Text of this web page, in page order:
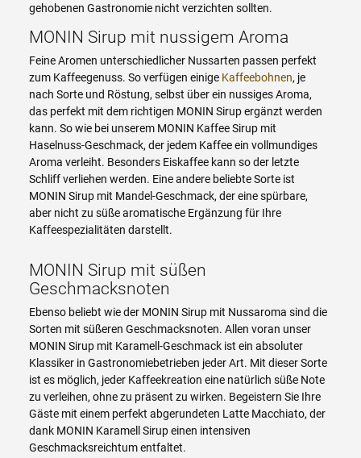
gehobenen Gastronomie nicht verzichten sollten.
MONIN Sirup mit nussigem Aroma
Feine Aromen unterschiedlicher Nussarten passen perfekt
zum Kaffeegenuss. So verfügen einige Kaffeebohnen, je
nach Sorte und Röstung, selbst über ein nussiges Aroma,
das perfekt mit dem richtigen MONIN Sirup ergänzt werden
kann. So wie bei unserem MONIN Kaffee Sirup mit
Haselnuss-Geschmack, der jedem Kaffee ein vollmundiges
Aroma verleiht. Besonders Eiskaffee kann so der letzte
Schliff verliehen werden. Eine andere beliebte Sorte ist
MONIN Sirup mit Mandel-Geschmack, der eine spürbare,
aber nicht zu süße aromatische Ergänzung für Ihre
Kaffeespezialitäten darstellt.
MONIN Sirup mit süßen
Geschmacksnoten
Ebenso beliebt wie der MONIN Sirup mit Nussaroma sind die
Sorten mit süßeren Geschmacksnoten. Allen voran unser
MONIN Sirup mit Karamell-Geschmack ist ein absoluter
Klassiker in Gastronomiebetrieben jeder Art. Mit dieser Sorte
ist es möglich, jeder Kaffeekreation eine natürlich süße Note
zu verleihen, ohne zu präsent zu wirken. Begeistern Sie Ihre
Gäste mit einem perfekt abgerundeten Latte Macchiato, der
dank MONIN Karamell Sirup einen intensiven
Geschmacksreichtum entfaltet.